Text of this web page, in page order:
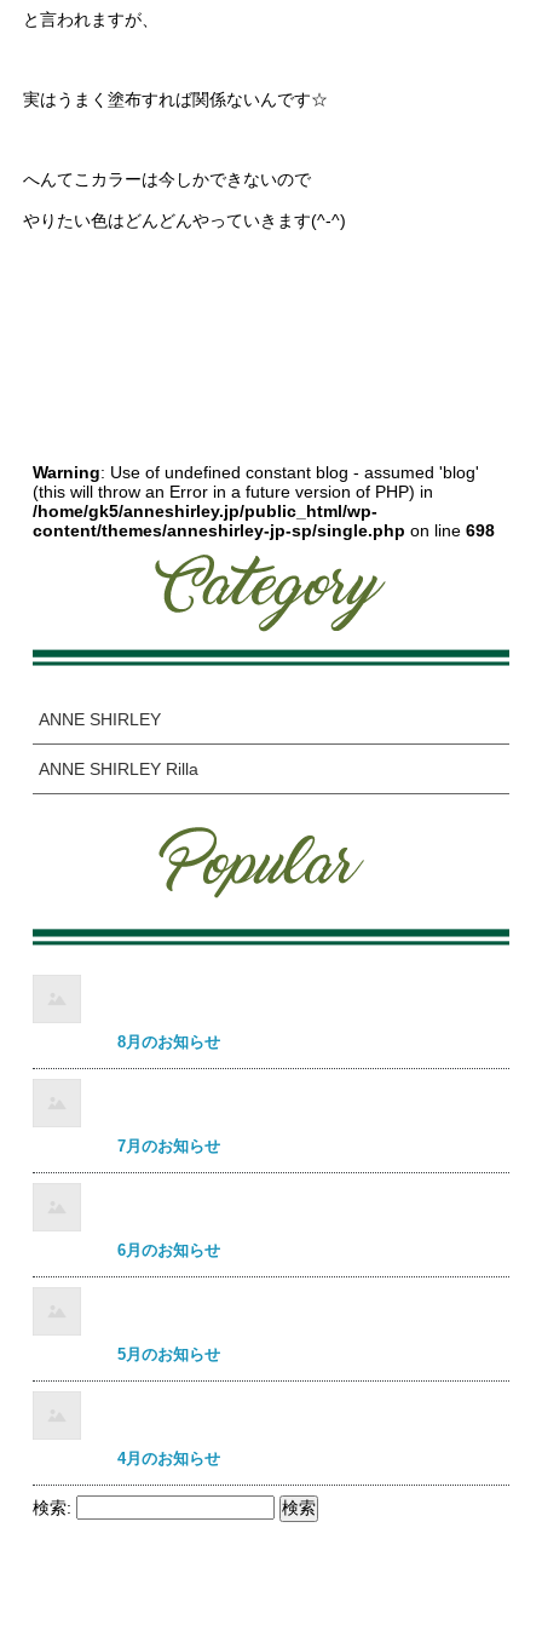
と言われますが、
実はうまく塗布すれば関係ないんです☆
へんてこカラーは今しかできないので
やりたい色はどんどんやっていきます(^-^)
Warning: Use of undefined constant blog - assumed 'blog'
(this will throw an Error in a future version of PHP) in
/home/gk5/anneshirley.jp/public_html/wp-
content/themes/anneshirley-jp-sp/single.php on line698
ANNE SHIRLEY
ANNE SHIRLEY Rilla
8月のお知らせ
7月のお知らせ
6月のお知らせ
5月のお知らせ
4月のお知らせ
検索: